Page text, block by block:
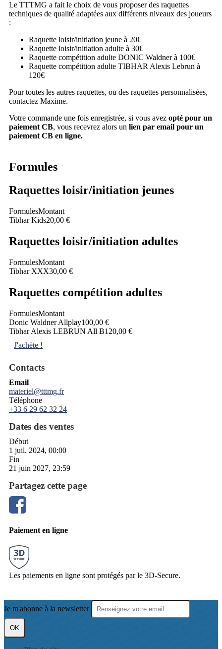
Le TTTMG a fait le choix de vous proposer des raquettes
techniques de qualité adaptées aux différents niveaux des joueurs
:
Raquette loisir/initiation jeune à 20€
Raquette loisir/initiation adulte à 30€
Raquette compétition adulte DONIC Waldner à 100€
Raquette compétition adulte TIBHAR Alexis Lebrun à
120€
Pour toutes les autres raquettes, ou des raquettes personnalisées,
contactez Maxime.
Votre commande une fois enregistrée, si vous avez opté pour un
paiement CB, vous recevrez alors un lien par email pour un
paiement CB en ligne.
Formules
Raquettes loisir/initiation jeunes
FormulesMontant
Tibhar Kids20,00 €
Raquettes loisir/initiation adultes
FormulesMontant
Tibhar XXX30,00 €
Raquettes compétition adultes
FormulesMontant
Donic Waldner Allplay100,00 €
Tibhar Alexis LEBRUN All B120,00 €
J'achète !
Contacts
Email
materiel@tttmg.fr
Téléphone
+33 6 29 62 32 24
Dates des ventes
Début
1 juil. 2024, 00:00
Fin
21 juin 2027, 23:59
Partagez cette page
Paiement en ligne
Les paiements en ligne sont protégés par le 3D-Secure.
Je m'abonne à la newsletter
OK